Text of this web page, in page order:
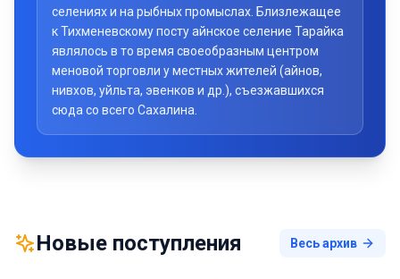
селениях и на рыбных промыслах. Близлежащее
к Тихменевскому посту айнское селение Тарайка
являлось в то время своеобразным центром
меновой торговли у местных жителей (айнов,
нивхов, уйльта, эвенков и др.), съезжавшихся
сюда со всего Сахалина.
Новые поступления Весь архив